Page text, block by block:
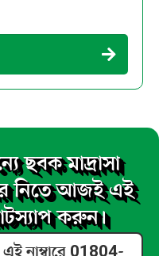
ছবক মাদ্রাসা
নিতে আজই এই
করুন।